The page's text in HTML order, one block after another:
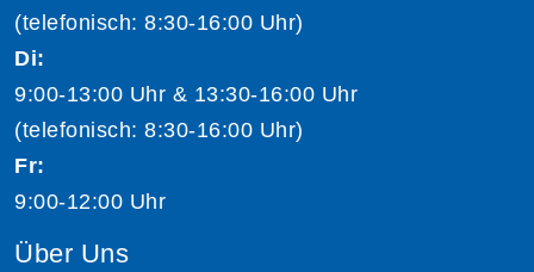
(telefonisch: 8:30-16:00 Uhr)
Di:
9:00-13:00 Uhr & 13:30-16:00 Uhr
(telefonisch: 8:30-16:00 Uhr)
Fr:
9:00-12:00 Uhr
Über Uns